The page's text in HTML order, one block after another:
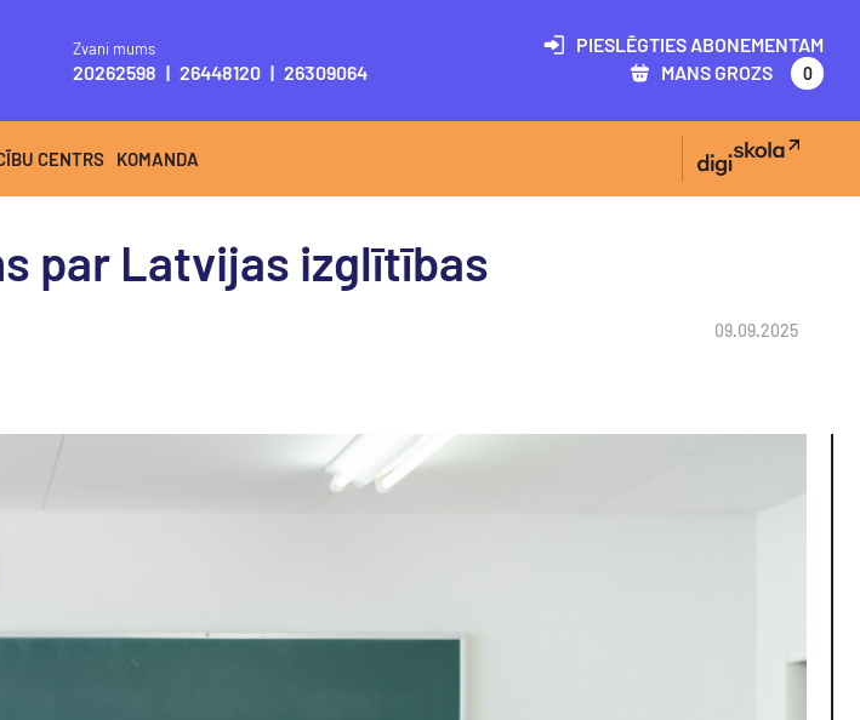
Zvani mums
20262598 | 26448120 | 26309064
PIESLĒGTIES ABONEMENTAM
MANS GROZS
0
CENTRS KOMANDA
par Latvijas izglītības
09.09.2025